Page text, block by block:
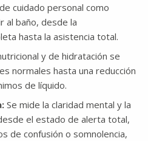
cuidado personal como
al baño, desde la
hasta la asistencia total.
y de hidratación se
normales hasta una reducción
de líquido.​​​​​​​
Se mide la claridad mental y la
el estado de alerta total,
de confusión o somnolencia,